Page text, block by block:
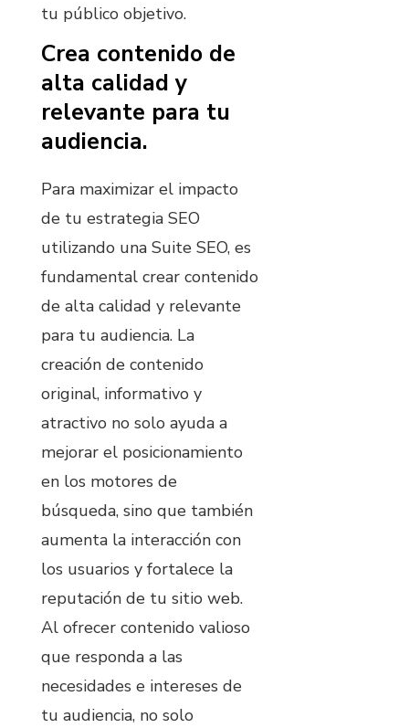
tu público objetivo.
Crea contenido de
alta calidad y
relevante para tu
audiencia.
Para maximizar el impacto
de tu estrategia SEO
utilizando una Suite SEO, es
fundamental crear contenido
de alta calidad y relevante
para tu audiencia. La
creación de contenido
original, informativo y
atractivo no solo ayuda a
mejorar el posicionamiento
en los motores de
búsqueda, sino que también
aumenta la interacción con
los usuarios y fortalece la
reputación de tu sitio web.
Al ofrecer contenido valioso
que responda a las
necesidades e intereses de
tu audiencia, no solo